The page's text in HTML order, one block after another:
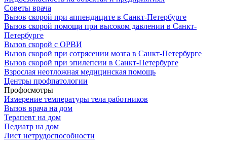
Советы врача
Вызов скорой при аппендиците в Санкт-Петербурге
Вызов скорой помощи при высоком давлении в Санкт-
Петербурге
Вызов скорой с ОРВИ
Вызов скорой при сотрясении мозга в Санкт-Петербурге
Вызов скорой при эпилепсии в Санкт-Петербурге
Взрослая неотложная медицинская помощь
Центры профпатологии
Профосмотры
Измерение температуры тела работников
Вызов врача на дом
Терапевт на дом
Педиатр на дом
Лист нетрудоспособности